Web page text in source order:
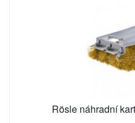
Rösle náhradní